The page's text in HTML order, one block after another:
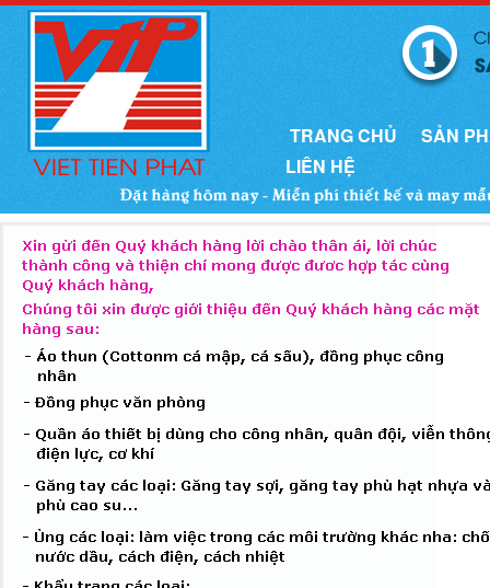
TRANG CHỦ
SẢN
LIÊN HỆ